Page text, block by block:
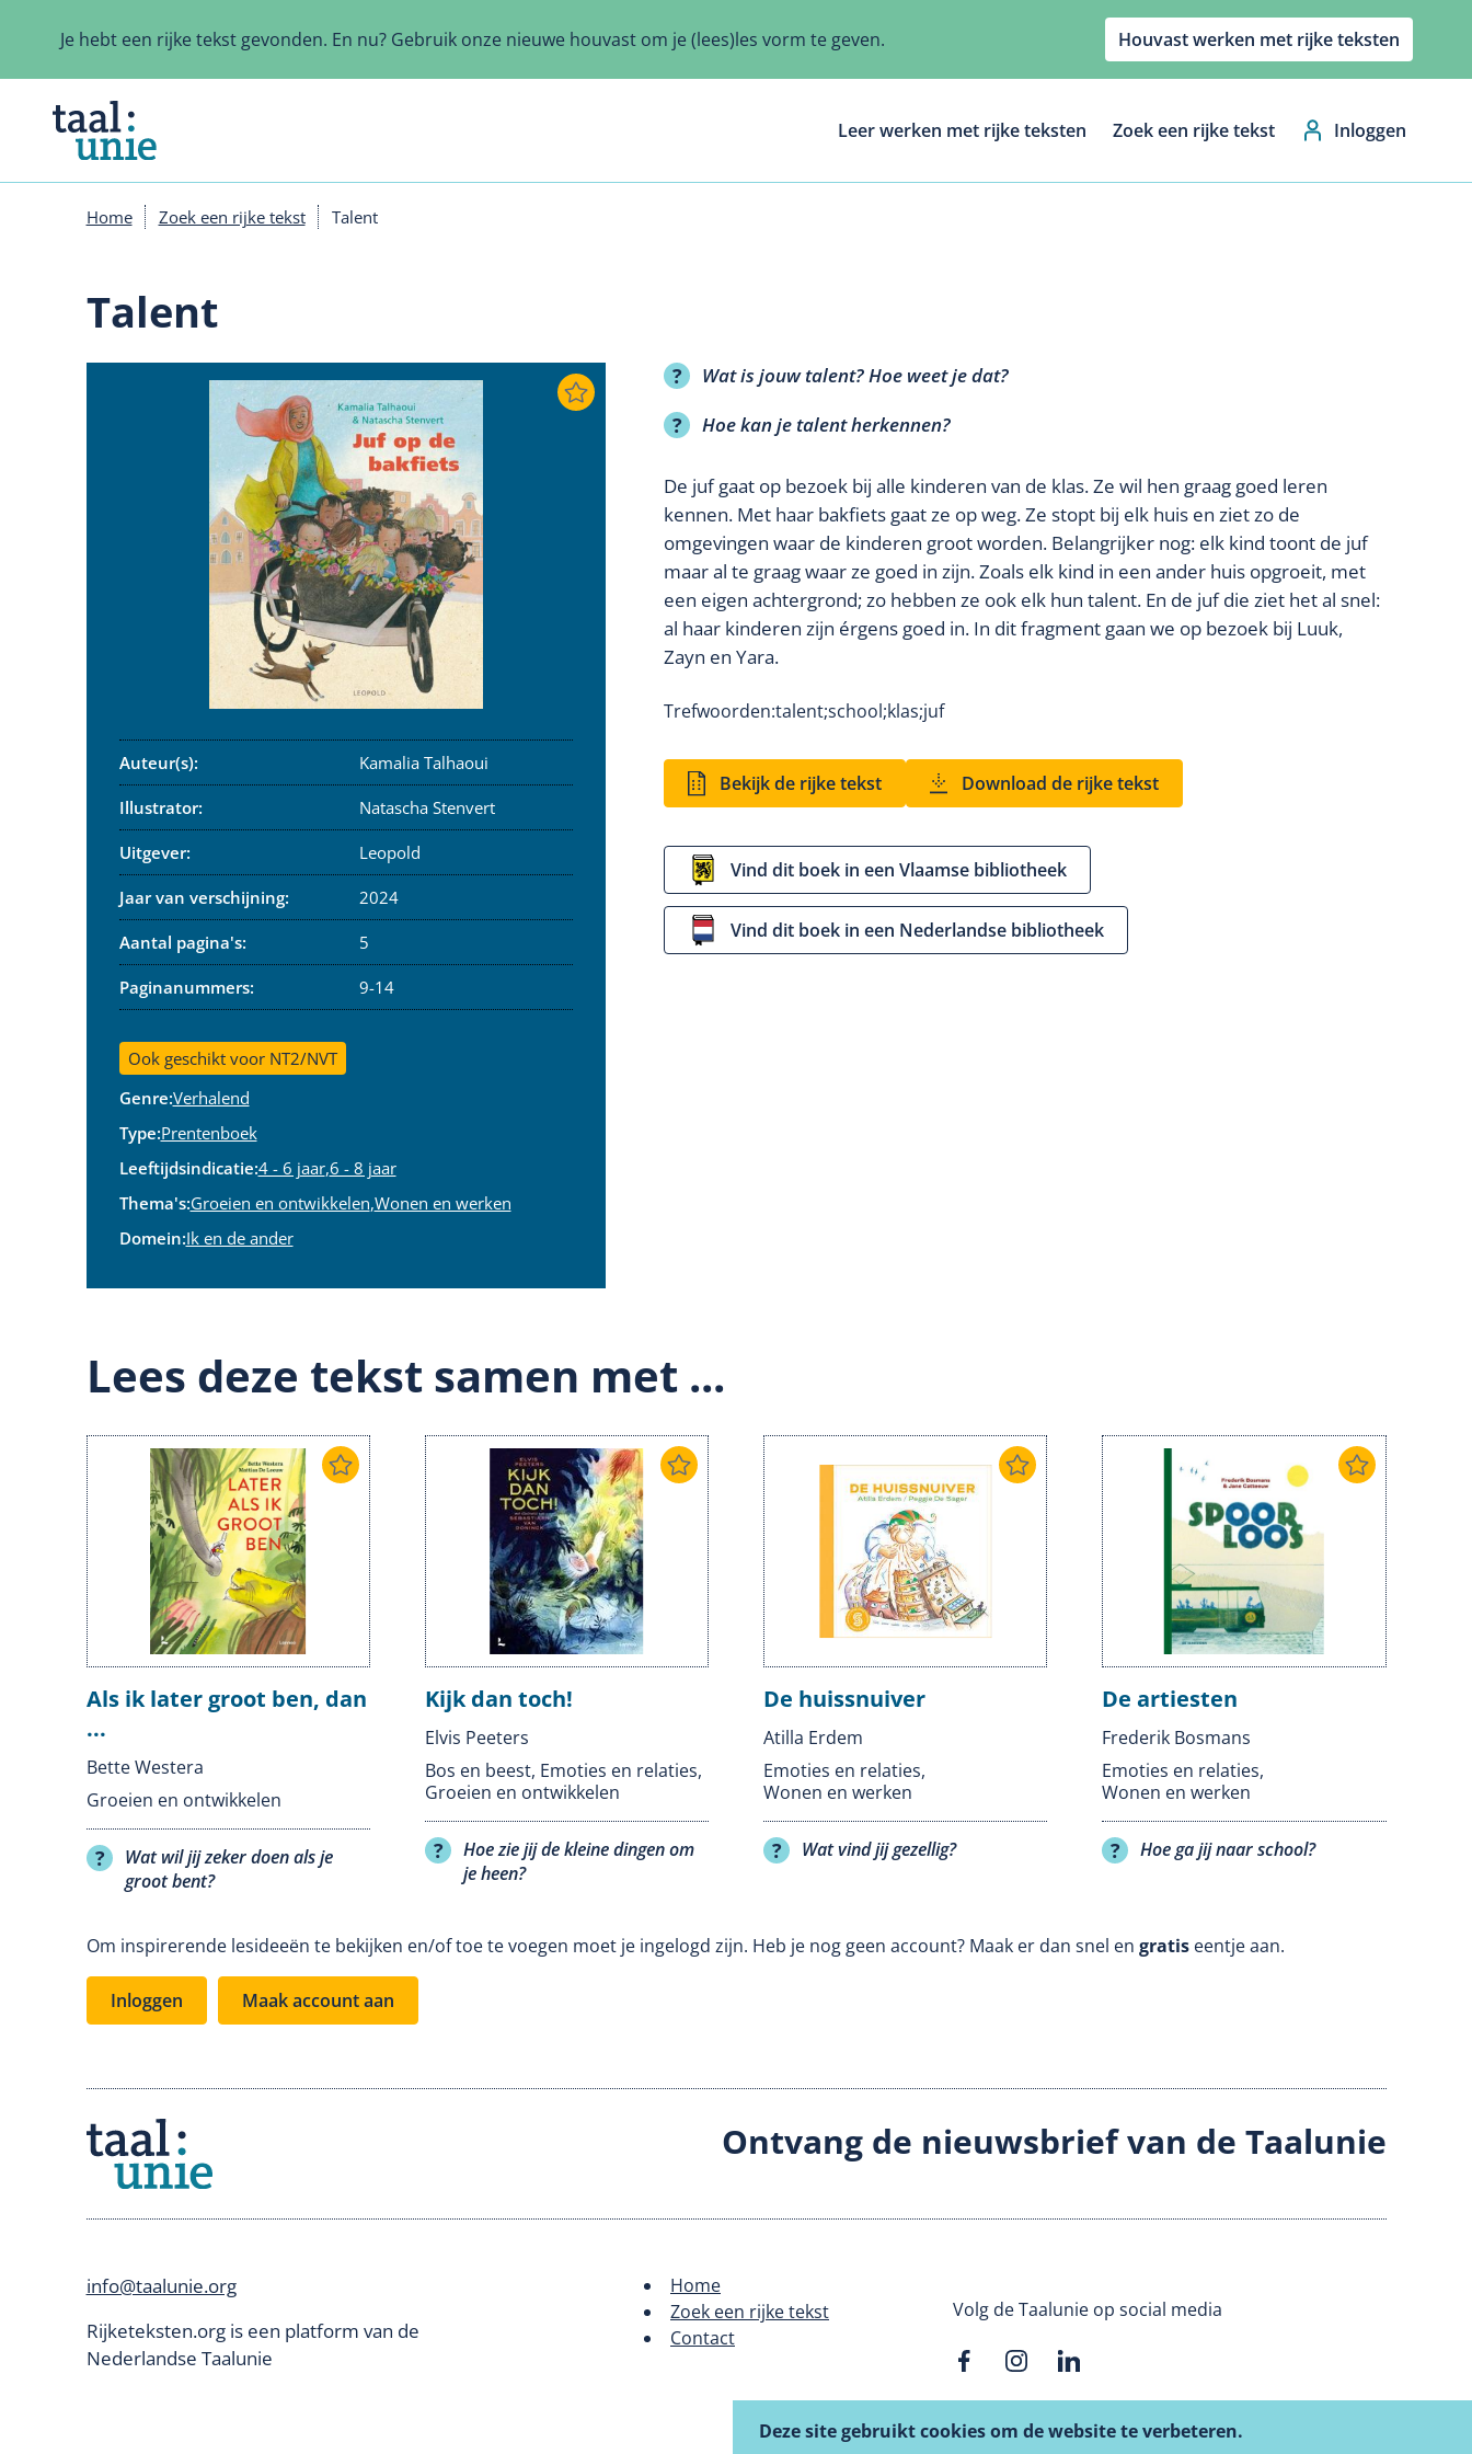
inhoud
Je hebt een rijke tekst gevonden. En nu? Gebruik onze nieuwe houvast om je (lees)les vorm te geven. Houvast werken met rijke teksten
Leer werken met rijke teksten Zoek een rijke tekst Inloggen
Home Zoek een rijke tekst Talent
Talent
Auteur(s): Kamalia Talhaoui
Illustrator: Natascha Stenvert
Uitgever: Leopold
Jaar van verschijning: 2024
Aantal pagina's: 5
Paginanummers: 9-14
Ook geschikt voor NT2/NVT
Genre:Verhalend
Type:Prentenboek
Leeftijdsindicatie:4 - 6 jaar,6 - 8 jaar
Thema's:Groeien en ontwikkelen,Wonen en werken
Domein:Ik en de ander
Wat is jouw talent? Hoe weet je dat?
Hoe kan je talent herkennen?
De juf gaat op bezoek bij alle kinderen van de klas. Ze wil hen graag goed leren
kennen. Met haar bakfiets gaat ze op weg. Ze stopt bij elk huis en ziet zo de
omgevingen waar de kinderen groot worden. Belangrijker nog: elk kind toont de juf
maar al te graag waar ze goed in zijn. Zoals elk kind in een ander huis opgroeit, met
een eigen achtergrond; zo hebben ze ook elk hun talent. En de juf die ziet het al snel:
al haar kinderen zijn érgens goed in. In dit fragment gaan we op bezoek bij Luuk,
Zayn en Yara.
Trefwoorden:talent;school;klas;juf
Bekijk de rijke tekst Download de rijke tekst
Vind dit boek in een Vlaamse bibliotheek
Vind dit boek in een Nederlandse bibliotheek
Lees deze tekst samen met ...
Als ik later groot ben, dan
...
Bette Westera
Groeien en ontwikkelen
Wat wil jij zeker doen als je
groot bent?
Kijk dan toch!
Elvis Peeters
Bos en beest, Emoties en relaties,
Groeien en ontwikkelen
Hoe zie jij de kleine dingen om
je heen?
De huissnuiver
Atilla Erdem
Emoties en relaties,
Wonen en werken
Wat vind jij gezellig?
De artiesten
Frederik Bosmans
Emoties en relaties,
Wonen en werken
Hoe ga jij naar school?
Om inspirerende lesideeën te bekijken en/of toe te voegen moet je ingelogd zijn. Heb je nog geen account? Maak er dan snel en gratiseentje aan.
Inloggen Maak account aan
Ontvang de nieuwsbrief van de Taalunie
info@taalunie.org
Rijketeksten.org is een platform van de
Nederlandse Taalunie
Footer
Home
Zoek een rijke tekst
Contact
Volg de Taalunie op social media
Deze site gebruikt cookies om de website te verbeteren.